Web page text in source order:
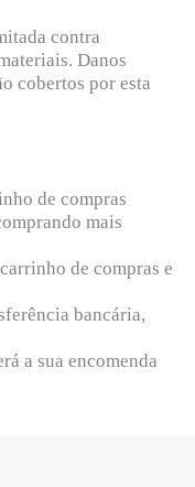
contra
Danos
cobertos por esta
de compras
mais
de compras e
bancária,
a sua encomenda